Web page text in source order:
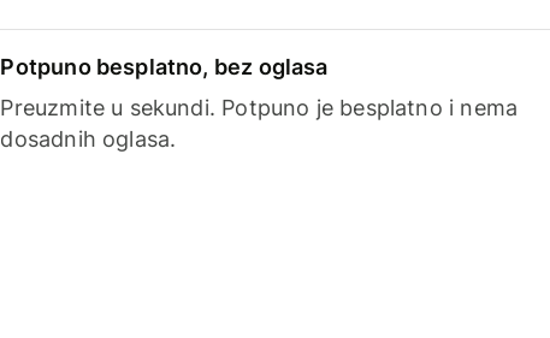
Potpuno besplatno, bez oglasa
Preuzmite u sekundi. Potpuno je besplatno i nema
dosadnih oglasa.